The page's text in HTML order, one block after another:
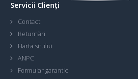
Servicii Clienţi
Contact
Returnări
Harta sitului
ANPC
Formular garantie